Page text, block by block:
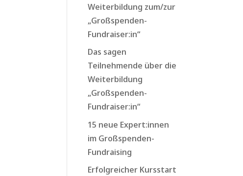
Weiterbildung zum/zur
„Großspenden-
Fundraiser:in“
Das sagen
Teilnehmende über die
Weiterbildung
„Großspenden-
Fundraiser:in“
15 neue Expert:innen
im Großspenden-
Fundraising
Erfolgreicher Kursstart